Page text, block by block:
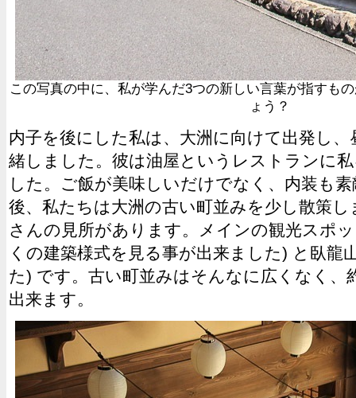
この写真の中に、私が学んだ3つの新しい言葉が指すも
ょう？
内子を後にした私は、大洲に向けて出発し
緒しました。彼は油屋というレストランに
した。ご飯が美味しいだけでなく、内装も
後、私たちは大洲の古い町並みを少し散策
さんの見所があります。メインの観光スポ
くの建築様式を見る事が出来ました) と臥龍
た) です。古い町並みはそんなに広くなく、
出来ます。